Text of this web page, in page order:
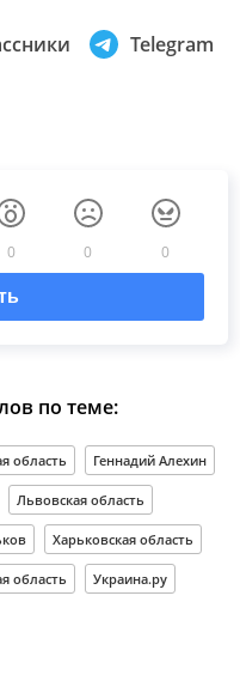
Telegram
0 0 0
по теме:
область Геннадий Алехин
Львовская область
Харьковская область
область Украина.ру